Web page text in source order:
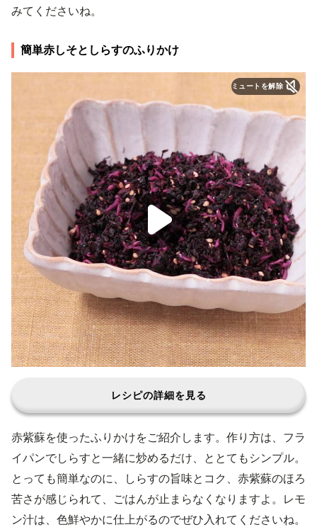
みてくださいね。
簡単赤しそとしらすのふりかけ
ミュートを解除
レシピの詳細を見る
赤紫蘇を使ったふりかけをご紹介します。作り方は、フラ
イパンでしらすと一緒に炒めるだけ、ととてもシンプル。
とっても簡単なのに、しらすの旨味とコク、赤紫蘇のほろ
苦さが感じられて、ごはんが止まらなくなりますよ。レモ
ン汁は、色鮮やかに仕上がるのでぜひ入れてくださいね。